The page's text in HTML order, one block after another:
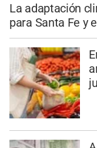
La adaptación
para Santa Fe y